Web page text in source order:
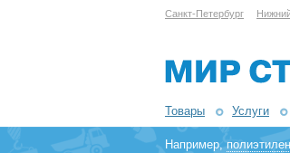
Санкт-Петербург
Товары Услуги
Например,